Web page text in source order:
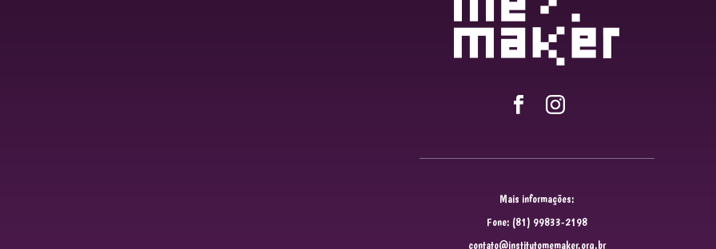
Mais informações:
Fone: (81) 99833-2198
contato@institutomemaker.org.br